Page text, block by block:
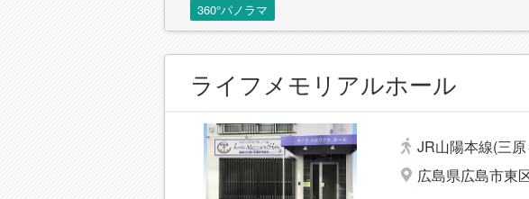
360°パノラマ
ライフメモリアルホール
JR山陽本線(三
広島県広島市東